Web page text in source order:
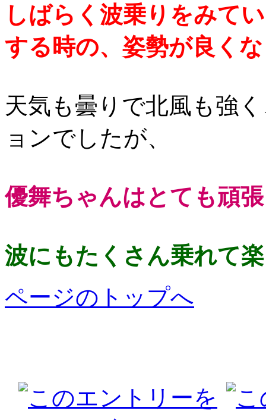
しばらく波乗りをみて
する時の、姿勢が良く
天気も曇りで北風も強
ョンでしたが、
優舞ちゃんはとても頑
波にもたくさん乗れて
ページのトップへ